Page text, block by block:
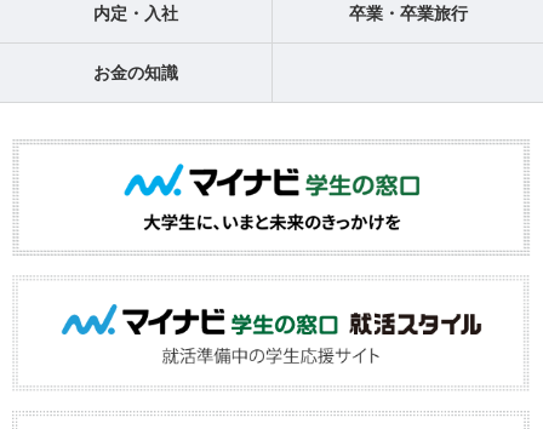
内定・入社 卒業・卒業旅行
お金の知識